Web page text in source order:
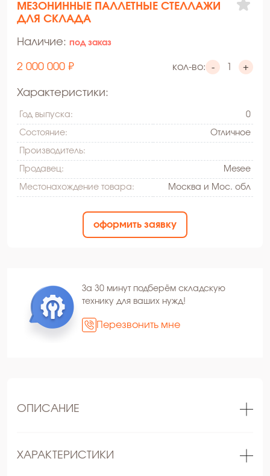
МЕЗОНИННЫЕ ПАЛЛЕТНЫЕ СТЕЛЛАЖИ
ДЛЯ СКЛАДА
Наличие: под заказ
2 000 000 ₽ кол-во: - +
Характеристики:
Год выпуска: 0
Состояние: Oтличное
Производитель:
Продавец: Mesee
Местонахождение товара: Москва и Мос. обл
оформить заявку
За 30 минут подберём складскую
технику для ваших нужд!
Перезвонить мне
ОПИСАНИЕ
ХАРАКТЕРИСТИКИ